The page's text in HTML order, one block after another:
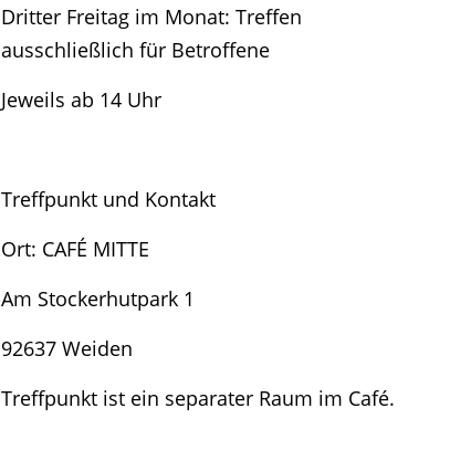
Dritter Freitag im Monat: Treffen
ausschließlich für Betroffene
Jeweils ab 14 Uhr
Treffpunkt und Kontakt
Ort: CAFÉ MITTE
Am Stockerhutpark 1
92637 Weiden
Treffpunkt ist ein separater Raum im Café.